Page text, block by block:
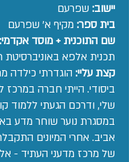
יישוב: שפרעם
בית ספר: מקיף א' שפרעם
שם התוכנית + מוסד אקדמי:
תכנית אלפא באוניברסיטת
קצת עליי: הוגדרתי כילדה
ביסודי. הייתי חברה במרכז
שלי, ודרכם הגעתי ללמוד
במסגרת נוער שוחר מדע
אביב. אחרי המיונים
של מרכז מדעני העתיד -